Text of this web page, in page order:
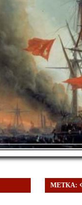
МЕТКА: